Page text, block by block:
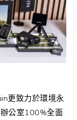
更致力於環境永
公室100%全面